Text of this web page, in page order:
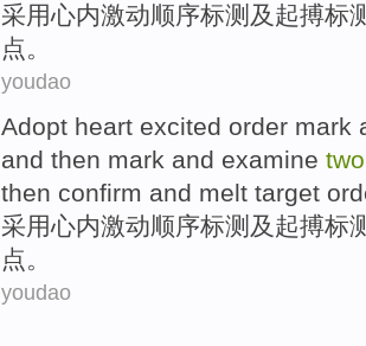
采用心内激动顺序标测 及 起搏标
点。
youdao
Adopt heart excited order mark
and then mark and examine two
then confirm and melt target
采用心内激动顺序标测 及 起搏标
点。
youdao